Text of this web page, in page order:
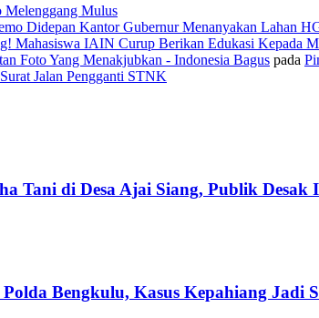
Melenggang Mulus
Didepan Kantor Gubernur Menanyakan Lahan
Mahasiswa IAIN Curup Berikan Edukasi Kepada
Foto Yang Menakjubkan - Indonesia Bagus pada
Jalan Pengganti STNK
Tani di Desa Ajai Siang, Publik
Bengkulu, Kasus Kepahiang Jadi